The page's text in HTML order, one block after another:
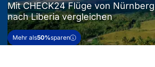
Mit CHECK24 Flüge von Nürnberg
nach Liberia vergleichen
Mehr als50%sparen